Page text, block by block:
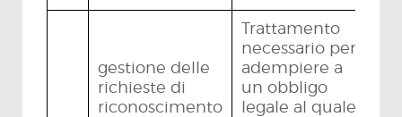
gestione delle
richieste di
riconoscimento
Trattamento
necessario per
adempiere a
un obbligo
legale al quale